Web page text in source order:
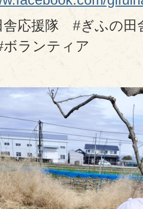
舎応援隊 #ぎふの
ランティア